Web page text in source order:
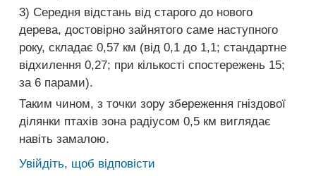
3) Середня відстань від старого до нового
дерева, достовірно зайнятого саме наступного
року, складає 0,57 км (від 0,1 до 1,1; стандартне
відхилення 0,27; при кількості спостережень 15;
за 6 парами).
Таким чином, з точки зору збереження гніздової
ділянки птахів зона радіусом 0,5 км виглядає
навіть замалою.
Увійдіть, щоб відповісти